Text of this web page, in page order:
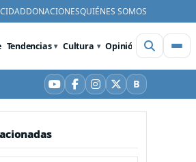
DONACIONESQUIÉNES SOMOS
Tendencias Cultura Opinión Videos
YouTube
Facebook
Instagram
X BBluesky